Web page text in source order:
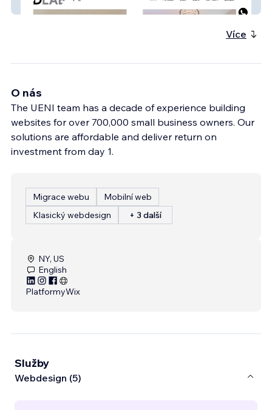
DLAB Interiors
Více
O nás
The UENI team has a decade of experience building
websites for over 700,000 small business owners. Our
solutions are affordable and deliver return on
investment from day 1.
Migrace webu
Mobilní web
Klasický webdesign
+ 3 další
NY, US
English
PlatformyWix
Služby
Webdesign (5)